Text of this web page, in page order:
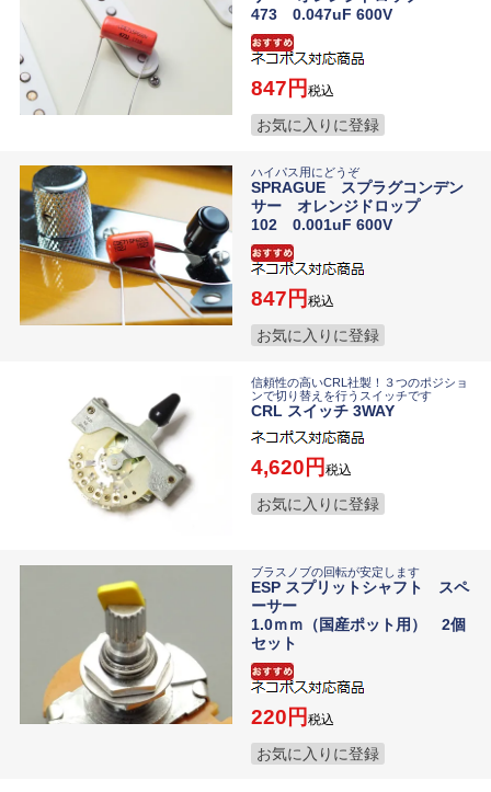
473 0.047uF 600V
847 税込
お気に入りに登録
ハイパス用にどうぞ
SPRAGUE スプラグコンデン
サー オレンジドロップ
102 0.001uF 600V
847 税込
お気に入りに登録
信頼性の高いCRL社製！３つのポジショ
ンで切り替えを行うスイッチです
CRL スイッチ 3WAY
4,620 税込
お気に入りに登録
ブラスノブの回転が安定します
ESP スプリットシャフト スペ
ーサー
1.0ｍｍ（国産ポット用） 2個
セット
220 税込
お気に入りに登録